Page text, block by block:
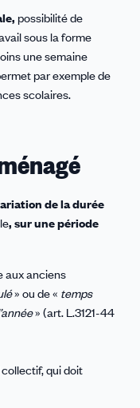
possibilité de
sous la forme
une semaine
par exemple de
scolaires.
de la durée
, sur une période
aux anciens
» ou de « temps
» (art. L.3121-44
qui doit